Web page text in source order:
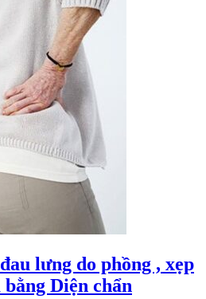
lưng do phồng , xẹp
Diện chẩn